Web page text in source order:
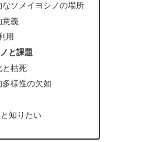
なソメイヨシノの場所
意義
用
と課題
と枯死
様性の欠如
知りたい